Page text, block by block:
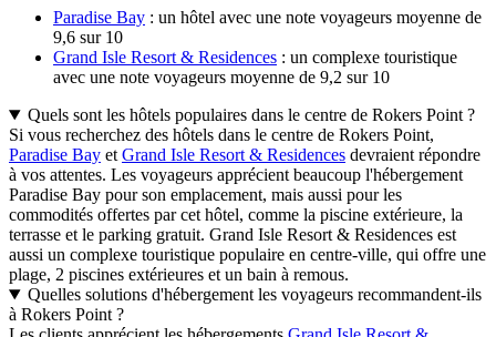
Paradise Bay : un hôtel avec une note voyageurs moyenne de
9,6 sur 10
Grand Isle Resort & Residences : un complexe touristique
avec une note voyageurs moyenne de 9,2 sur 10
Quels sont les hôtels populaires dans le centre de Rokers Point ?
Si vous recherchez des hôtels dans le centre de Rokers Point,
Paradise Bay et Grand Isle Resort & Residences devraient répondre
à vos attentes. Les voyageurs apprécient beaucoup l'hébergement
Paradise Bay pour son emplacement, mais aussi pour les
commodités offertes par cet hôtel, comme la piscine extérieure, la
terrasse et le parking gratuit. Grand Isle Resort & Residences est
aussi un complexe touristique populaire en centre-ville, qui offre une
plage, 2 piscines extérieures et un bain à remous.
Quelles solutions d'hébergement les voyageurs recommandent-ils
à Rokers Point ?